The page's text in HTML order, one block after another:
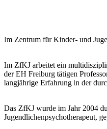
Im Zentrum für Kinder- und
Im ZfKJ arbeitet ein
der EH Freiburg tätigen
langjährige Erfahrung in der
Das ZfKJ wurde im Jahr 2004
Jugendlichenpsychotherapeut,